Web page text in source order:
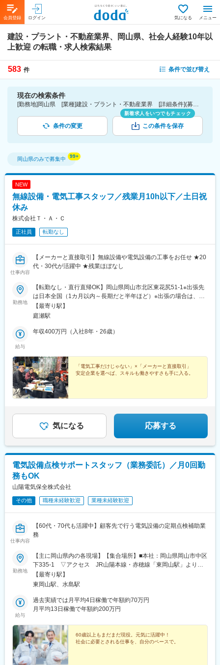
会員登録 ログイン 気になる メニュー
建設・プラント・不動産業界、岡山県、社会人経験10年以
上歓迎 の転職・求人検索結果
583 件 条件で並び替え
現在の検索条件
[勤務地]岡山県 [業種]建設・プラント・不動産業界 [詳細条件](募集・採用情報)社会人経験10年以上歓迎
条件の変更
新着求人をいつでもチェック
この条件を保存
岡山県のみで募集中
NEW
無線設備・電気工事スタッフ／残業月10h以下／土日祝
休み
株式会社Ｔ・Ａ・Ｃ
正社員 転勤なし
仕事内容
【メーカーと直接取引】無線設備や電気設備の工事をお任せ ★20
代・30代が活躍中 ★残業ほぼなし
勤務地
【転勤なし・直行直帰OK】岡山県岡山市北区東花尻51-1※出張先
は日本全国（1カ月以内～長期だと半年ほど）※出張の場合は、直
行直帰OK＜アクセス＞本社はJR山陽本線「庭瀬駅」より車で8
分。※受動喫煙対策:敷地内喫煙可能場所あり
【最寄り駅】
庭瀬駅
給与
年収400万円（入社8年・26歳）
「電気工事だけじゃない」×「メーカーと直接取引」
安定企業を選べば、スキルも働きやすさも手に入る。
気になる 応募する
電気設備点検サポートスタッフ（業務委託）／月0回勤
務もOK
山陽電気保全株式会社
その他 職種未経験歓迎 業種未経験歓迎
仕事内容
【60代・70代も活躍中】顧客先で行う電気設備の定期点検補助業
務
勤務地
【主に岡山県内の各現場】【集合場所】■本社：岡山県岡山市中区
下335-1 ▽アクセス JR山陽本線・赤穂線「東岡山駅」より車
で5分■倉庫：岡山県倉敷市松江3-6-14■現場直行※集合場所は上記
3パターンのいずれかです（基本は本社集合です）。※受動喫煙防
【最寄り駅】
東岡山駅、水島駅
給与
過去実績では月平均4日稼働で年額約70万円
月平均13日稼働で年額約200万円
60歳以上もまだまだ現役。元気に活躍中！
社会に必要とされる仕事を、自分のペースで。